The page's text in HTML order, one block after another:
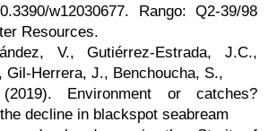
w12030677. Rango: Q2-39/98
Resources.
V., Gutiérrez-Estrada, J.C.,
Gil-Herrera, J., Benchoucha, S.,
Environment or catches?
decline in blackspot seabream